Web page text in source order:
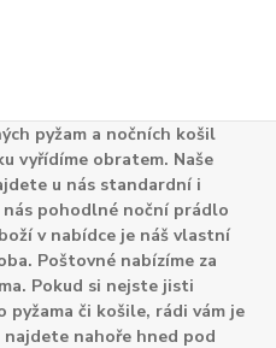
pyžam a nočních košil
vyřídíme obratem. Naše
u nás standardní i
pohodlné noční prádlo
v nabídce je náš vlastní
Poštovné nabízíme za
Pokud si nejste jisti
či košile, rádi vám je
nahoře hned pod